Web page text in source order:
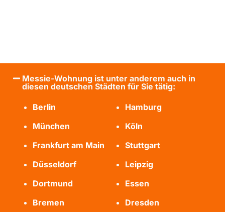
Messie-Wohnung ist unter anderem auch in
diesen deutschen Städten für Sie tätig:
Berlin
Hamburg
München
Köln
Frankfurt am Main
Stuttgart
Düsseldorf
Leipzig
Dortmund
Essen
Bremen
Dresden